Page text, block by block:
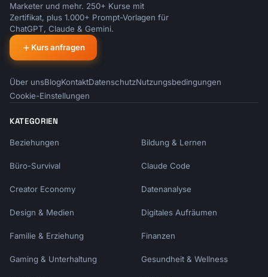
Marketer und mehr. 250+ Kurse mit
Zertifikat, plus 1.000+ Prompt-Vorlagen für
ChatGPT, Claude & Gemini.
Kurs anfragen
Über unsBlogKontaktDatenschutzNutzungsbedingungen
Cookie-Einstellungen
KATEGORIEN
Beziehungen Bildung & Lernen
Büro-Survival Claude Code
Creator Economy Datenanalyse
Design & Medien Digitales Aufräumen
Familie & Erziehung Finanzen
Gaming & Unterhaltung Gesundheit & Wellness